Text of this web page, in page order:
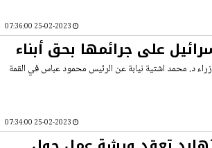
على جرائمها بحق أبناء
الدولي ‘
د. محمد اشتية نيابة عن الرئيس محمود عباس في القمة